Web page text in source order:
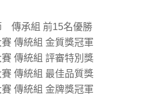
傳承組 前15名優勝
傳統組 金質獎冠軍
傳統組 評審特別獎
傳統組 最佳品質獎
傳統組 金牌獎冠軍